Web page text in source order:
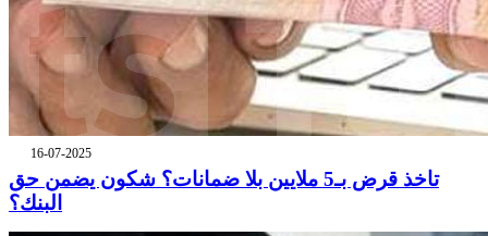
16-07-2025
تاخذ قرض بـ5 ملايين بلا ضمانات؟ شكون يضمن حق
البنك؟